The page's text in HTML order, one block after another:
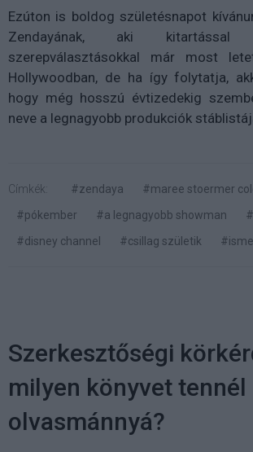
Ezúton is boldog születésnapot
Zendayának, aki
szerepválasztásokkal már most
Hollywoodban, de ha így folytatja,
hogy még hosszú évtizedekig
neve a legnagyobb produkciók
Címkék: #zendaya #maree stoermer
#pókember
#a legnagyobb showman
#disney channel
#csillag születik
Szerkesztőségi
milyen könyvet
olvasmánnyá?